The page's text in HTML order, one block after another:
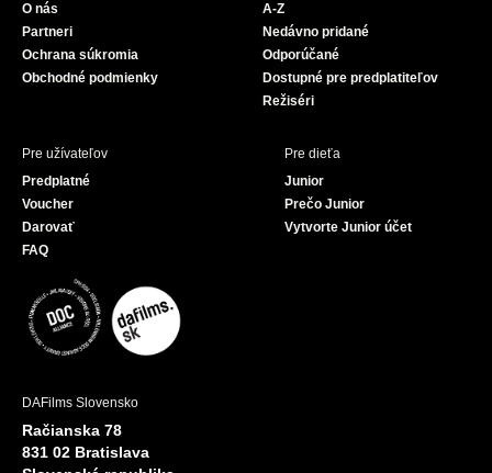
e
O nás
Partneri
Ochrana súkromia
Obchodné podmienky
A-Z
Nedávno pridané
Odporúčané
Dostupné pre predplatiteľov
Režiséri
Pre užívateľov
Predplatné
Voucher
Darovať
FAQ
Pre dieťa
Junior
Prečo Junior
Vytvorte Junior účet
DAFilms Slovensko
Račianska 78
831 02 Bratislava